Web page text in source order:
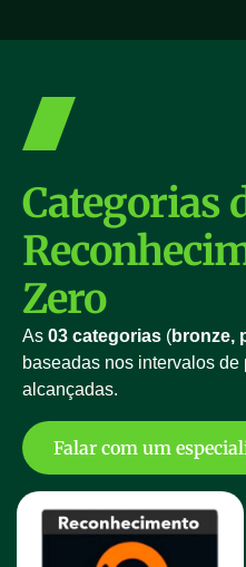
Categorias
Zero
As 03 categorias (bronze,
baseadas nos intervalos de
alcançadas.
Falar com um